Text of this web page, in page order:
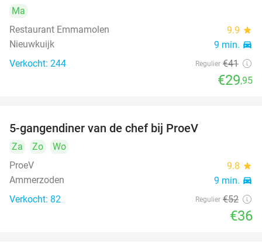
Ma
Restaurant Emmamolen
9.9 star
Nieuwkuijk 9 min. directions_car
Verkocht: 244 Regulier €41
€29,95
5-gangendiner van de chef bij ProeV
Za Zo
Wo
ProeV
9.8 star
Ammerzoden 9 min. directions_car
Verkocht: 82 Regulier €52
€36